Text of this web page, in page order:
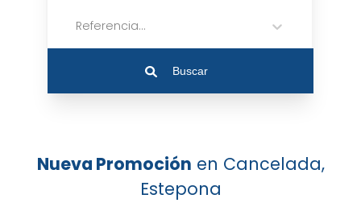
Referencia...
Buscar
Nueva Promoción en Cancelada,
Estepona